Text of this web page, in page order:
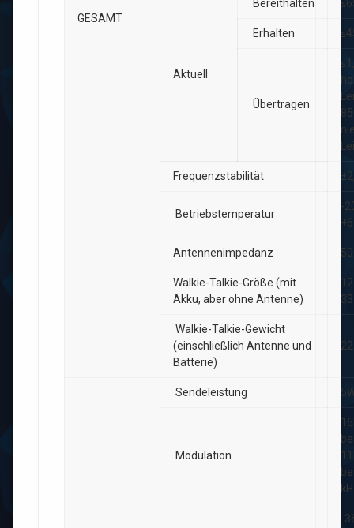
GESAMT
Aktuell
Bereithalten
Erhalten
Übertragen
Frequenzstabilität
Betriebstemperatur
-
Antennenimpedanz
Walkie-Talkie-Größe (mit
Akku, aber ohne Antenne)
Walkie-Talkie-Gewicht
(einschließlich Antenne und
Batterie)
Sendeleistung
Modulation
-